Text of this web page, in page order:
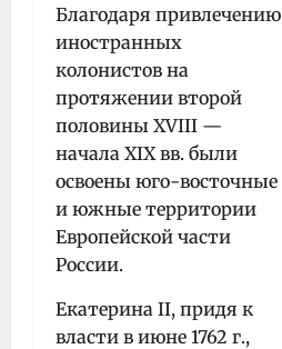
Благодаря привлечению
иностранных
колонистов на
протяжении второй
половины XVIII —
начала XIX вв. были
освоены юго-восточные
и южные территории
Европейской части
России.
Екатерина II, придя к
власти в июне 1762 г.,